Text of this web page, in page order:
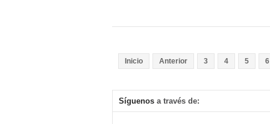
Inicio Anterior 3 4 5 6
Síguenos a través de: